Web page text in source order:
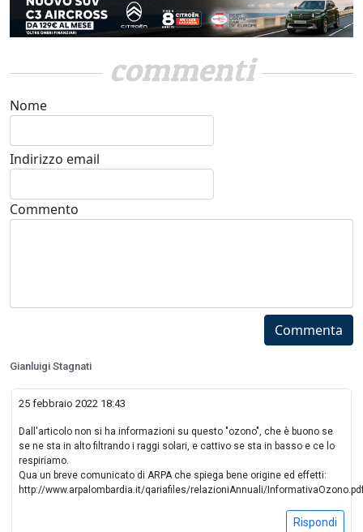
commenti
Nome
Indirizzo email
Commento
Commenta
Gianluigi Stagnati
25 febbraio 2022 18:43
Dall'articolo non si ha informazioni su questo "ozono", che è buono se
se ne sta in alto filtrando i raggi solari, e cattivo se sta in basso e ce lo
respiriamo.
Qua un breve comunicato di ARPA che spiega bene origine ed effetti:
http://www.arpalombardia.it/qariafiles/relazioniAnnuali/
Rispondi